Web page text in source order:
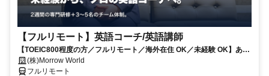
【フルリモート】英語コーチ/英語講師
【TOEIC800程度の方／フルリモート／海外在住 OK／未経験 OK】あな
たが英語学習で経験した失敗も成功も。すべてが、受講生の人生を変え
るお仕事です。
(株)Morrow World
フルリモート